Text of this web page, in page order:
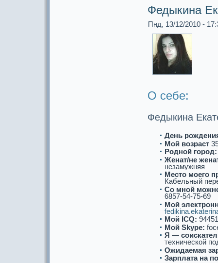
Федыкина
Пнд, 13/12/2010 -
О себе:
Федыкина
День
Мой возpaст
Роднoй город:
Женат/не
незамужняя
Место моего
Кабельный
Со мнoй
6857-54-75-69
Мой
Мой ICQ:
Мой Skype:
Я —
технической
Ожидаемая
Зарплата на